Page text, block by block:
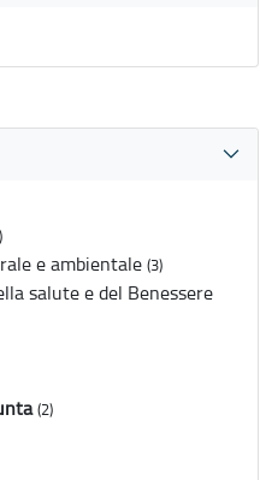
e ambientale (3)
salute e del Benessere
(2)